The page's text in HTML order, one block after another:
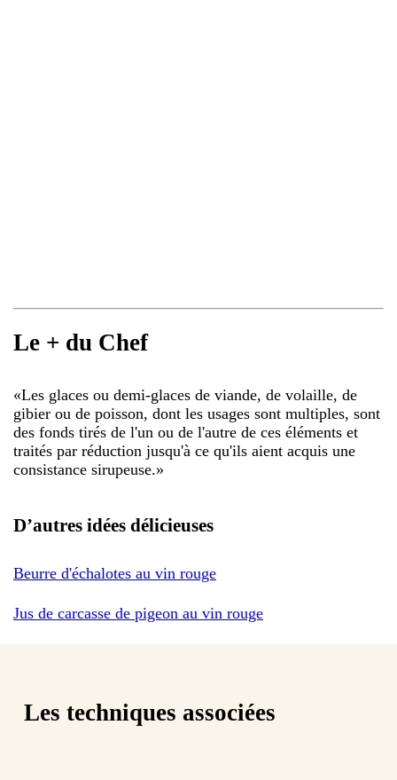
Le + du Chef
«Les glaces ou demi-glaces de viande, de volaille, de
gibier ou de poisson, dont les usages sont multiples, sont
des fonds tirés de l'un ou de l'autre de ces éléments et
traités par réduction jusqu'à ce qu'ils aient acquis une
consistance sirupeuse.»
D’autres idées délicieuses
Beurre d'échalotes au vin rouge
Jus de carcasse de pigeon au vin rouge
Les techniques associées